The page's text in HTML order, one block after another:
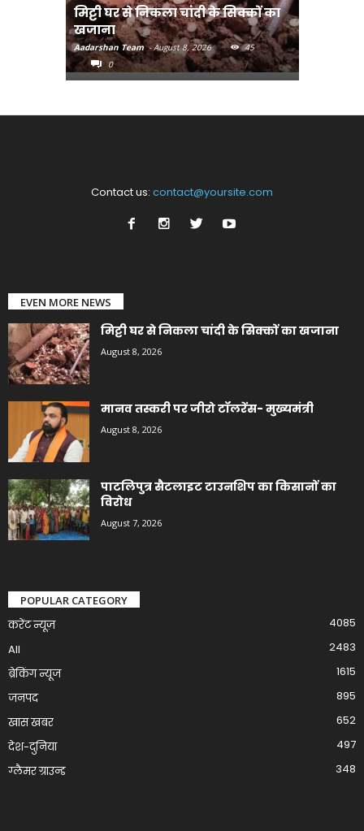
मिट्टी घर से निकला चांदी के सिक्कों का
खजाना
Aadarshan Team - August 8, 2026
45
0
Contact us: contact@yoursite.com
EVEN MORE NEWS
मिट्टी घर से निकला चांदी के सिक्कों का खजाना
August 8, 2026
मानव तस्करी पर जीरो टॉलरेंस- मुख्यमंत्री
August 8, 2026
पाटलिपुत्र सैटलाइट टाउनशिप का किसानों का
विरोध
August 7, 2026
POPULAR CATEGORY
करेंट न्यूज़
4085
All
2483
ब्रेकिंग न्यूज
1615
जनपद
895
खास खबर
652
देश-दुनिया
497
ग्लैमर ग्राउन्ड
348